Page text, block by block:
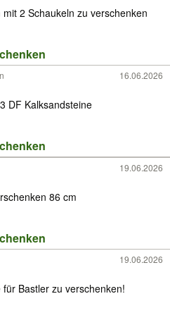
mit 2 Schaukeln zu verschenken
16.06.2026
DF Kalksandsteine
19.06.2026
86 cm
19.06.2026
für Bastler zu verschenken!